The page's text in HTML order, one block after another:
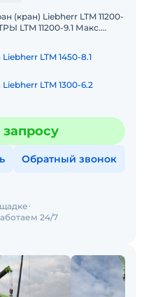
LTM 11200-9.1 Макс.
LTM 1450-8.1
LTM 1300-6.2
Обратный звонок
24/7